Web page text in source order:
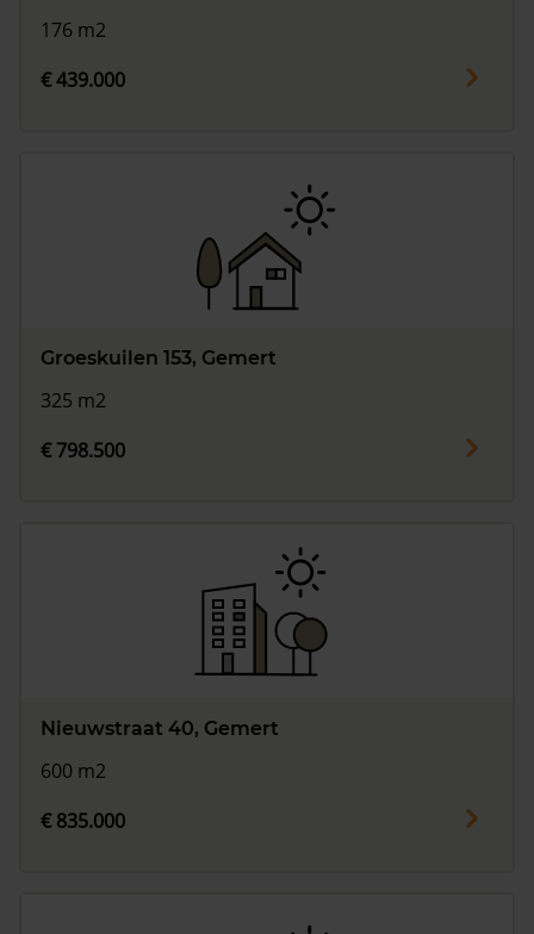
176 m2
€ 439.000
Groeskuilen 153, Gemert
325 m2
€ 798.500
Nieuwstraat 40, Gemert
600 m2
€ 835.000